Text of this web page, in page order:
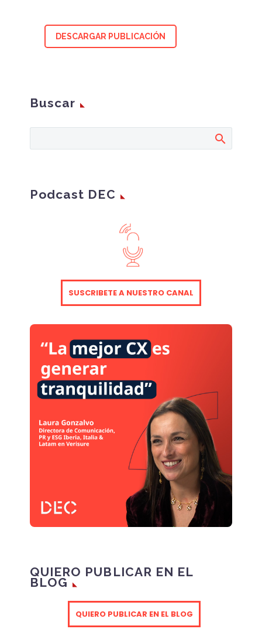
DESCARGAR PUBLICACIÓN
Buscar
Podcast DEC
SUSCRIBETE A NUESTRO CANAL
QUIERO PUBLICAR EN EL
BLOG
QUIERO PUBLICAR EN EL BLOG